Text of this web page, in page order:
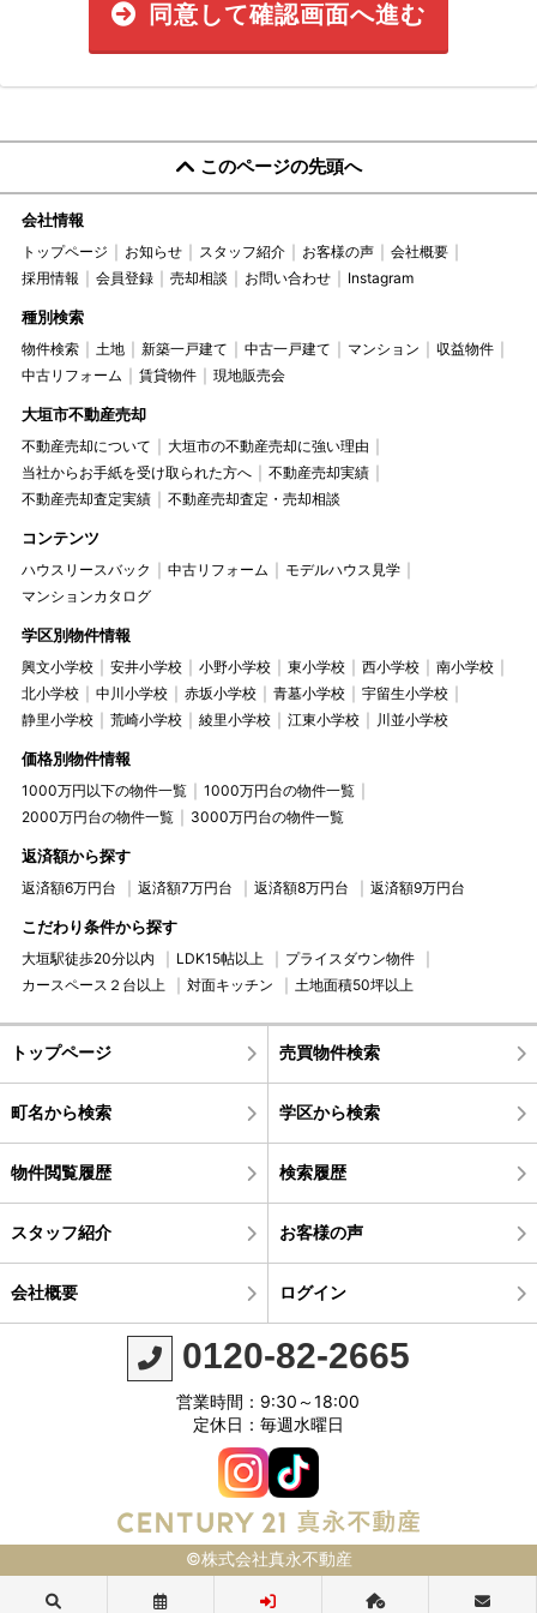
同意して確認画面へ進む
このページの先頭へ
会社情報
トップページ お知らせ スタッフ紹介 お客様の声
会社概要
採用情報
会員登録 売却相談 お問い合わせ Instagram
種別検索
物件検索 土地 新築一戸建て 中古一戸建て マンション
収益物件
中古リフォーム
賃貸物件 現地販売会
大垣市不動産売却
不動産売却について
大垣市の不動産売却に強い理由
当社からお手紙を受け取られた方へ
不動産売却実績
不動産売却査定実績
不動産売却査定・売却相談
コンテンツ
ハウスリースバック 中古リフォーム
モデルハウス見学
マンションカタログ
学区別物件情報
興文小学校 安井小学校 小野小学校 東小学校 西小学校
南小学校
北小学校
中川小学校 赤坂小学校 青墓小学校
宇留生小学校
静里小学校
荒崎小学校 綾里小学校 江東小学校 川並小学校
価格別物件情報
1000万円以下の物件一覧
1000万円台の物件一覧
2000万円台の物件一覧
3000万円台の物件一覧
返済額から探す
返済額6万円台 返済額7万円台 返済額8万円台 返済額9万円台
こだわり条件から探す
大垣駅徒歩20分以内 LDK15帖以上
プライスダウン物件
カースペース２台以上
対面キッチン 土地面積50坪以上
トップページ 売買物件検索
町名から検索 学区から検索
物件閲覧履歴 検索履歴
スタッフ紹介 お客様の声
会社概要 ログイン
0120-82-2665
営業時間：9:30～18:00
定休日：毎週水曜日
©株式会社真永不動産